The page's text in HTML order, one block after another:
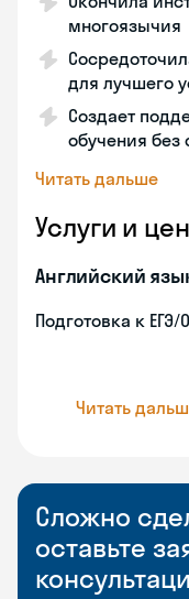
многоязычия
для лучшего
Создает
обучения без
Читать дальше
Услуги и
Английский
Подготовка к ЕГЭ/
Читать
Сложно
оставьте